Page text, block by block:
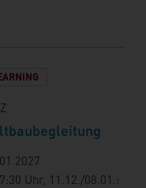
Uhr, 11.12./08.01.: